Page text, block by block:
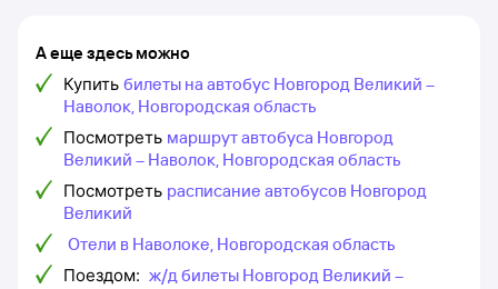
А еще здесь можно
Купить билеты на автобус Новгород Великий –
Наволок, Новгородская область
Посмотреть маршрут автобуса Новгород
Великий – Наволок, Новгородская область
Посмотреть расписание автобусов Новгород
Великий
Отели в Наволоке, Новгородская область
Поездом: ж/д билеты Новгород Великий –